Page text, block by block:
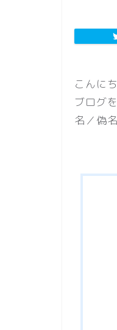
こんにち
ブログ
名／偽